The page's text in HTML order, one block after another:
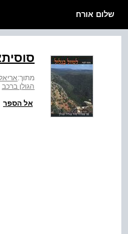
שלום אורח
מתוך:אריאל :
הגולן ברכב
אל הספר